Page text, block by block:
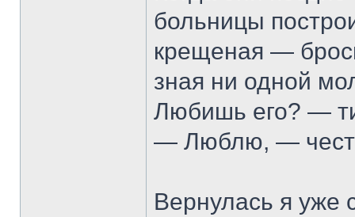
больницы
крещеная —
зная ни одной
Любишь его? —
— Люблю, —
Вернулась я уже